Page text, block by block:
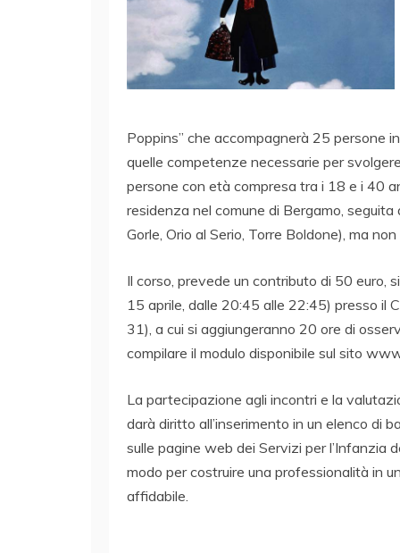
Poppins” che accompagnerà 25 persone
quelle competenze necessarie per
persone con età compresa tra i 18 e i 40
residenza nel comune di Bergamo, seguita
Gorle, Orio al Serio, Torre Boldone), ma
Il corso, prevede un contributo di 50 euro,
15 aprile, dalle 20:45 alle 22:45) presso il
31), a cui si aggiungeranno 20 ore di
compilare il modulo disponibile sul sito
La partecipazione agli incontri e la
darà diritto all’inserimento in un elenco di
sulle pagine web dei Servizi per l’Infanzia
modo per costruire una professionalità in
affidabile.